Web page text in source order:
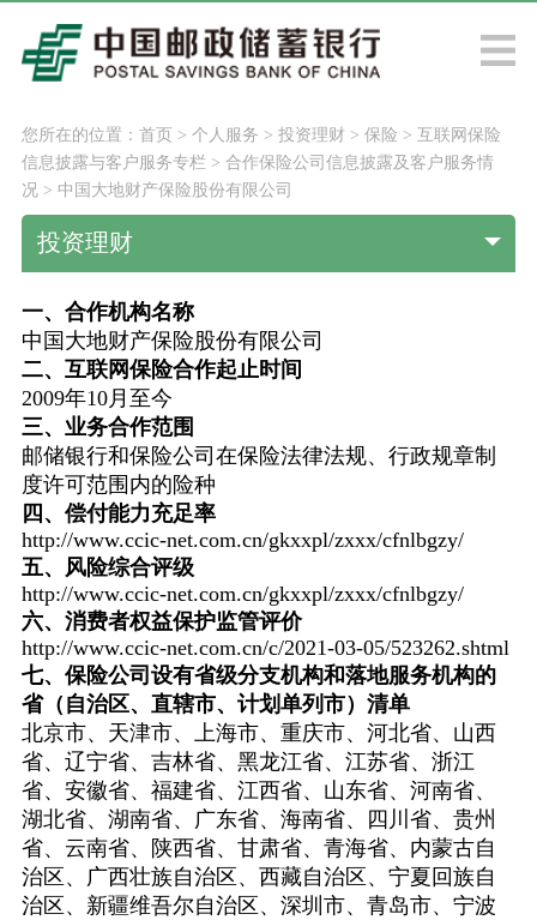
您所在的位置： 首页> 个人服务 > 投资理财 > 保险 > 互联网保险
信息披露与客户服务专栏 > 合作保险公司信息披露及客户服务情
况> 中国大地财产保险股份有限公司
投资理财
一、合作机构名称
中国大地财产保险股份有限公司
二、互联网保险合作起止时间
2009年10月至今
三、业务合作范围
邮储银行和保险公司在保险法律法规、行政规章制
度许可范围内的险种
四、偿付能力充足率
http://www.ccic-net.com.cn/gkxxpl/zxxx/cfnlbgzy/
五、风险综合评级
http://www.ccic-net.com.cn/gkxxpl/zxxx/cfnlbgzy/
六、消费者权益保护监管评价
http://www.ccic-net.com.cn/c/2021-03-05/523262.shtml
七、保险公司设有省级分支机构和落地服务机构的
省（自治区、直辖市、计划单列市）清单
北京市、天津市、上海市、重庆市、河北省、山西
省、辽宁省、吉林省、黑龙江省、江苏省、浙江
省、安徽省、福建省、江西省、山东省、河南省、
湖北省、湖南省、广东省、海南省、四川省、贵州
省、云南省、陕西省、甘肃省、青海省、内蒙古自
治区、广西壮族自治区、西藏自治区、宁夏回族自
治区、新疆维吾尔自治区、深圳市、青岛市、宁波